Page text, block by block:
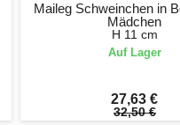
Maileg Schweinchen in
Mädchen
H 11 cm
Auf Lager
27,63 €
32,50 €